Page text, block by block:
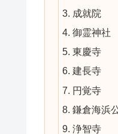
3. 成就院
4. 御霊神社
5. 東慶寺
6. 建長寺
7. 円覚寺
8. 鎌倉海浜
9. 浄智寺